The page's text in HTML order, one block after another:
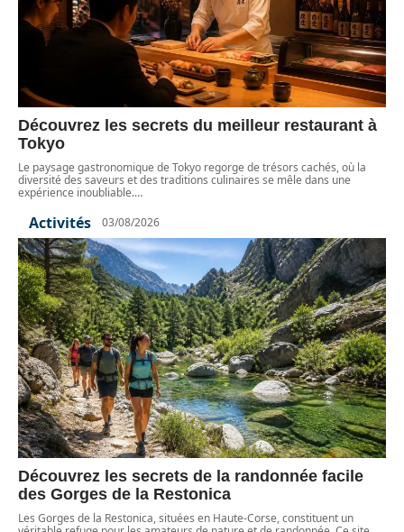
Découvrez les secrets du meilleur restaurant à
Tokyo
Le paysage gastronomique de Tokyo regorge de trésors cachés, où la
diversité des saveurs et des traditions culinaires se mêle dans une
expérience inoubliable.…
Activités 03/08/2026
Découvrez les secrets de la randonnée facile
des Gorges de la Restonica
Les Gorges de la Restonica, situées en Haute-Corse, constituent un